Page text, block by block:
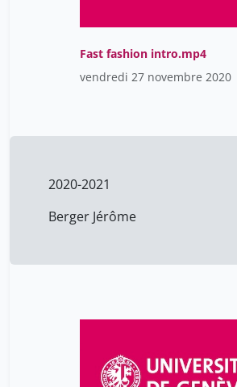
Fast fashion intro.mp4
vendredi 27 novembre 2020
2020-2021
Berger Jérôme